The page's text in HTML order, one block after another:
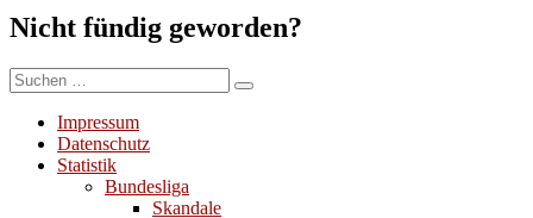
Nicht fündig geworden?
Suchen
nach:
Suchen
Impressum
Datenschutz
Statistik
Bundesliga
Skandale